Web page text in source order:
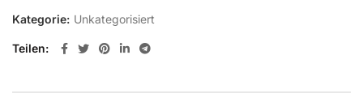
Kategorie: Unkategorisiert
Teilen